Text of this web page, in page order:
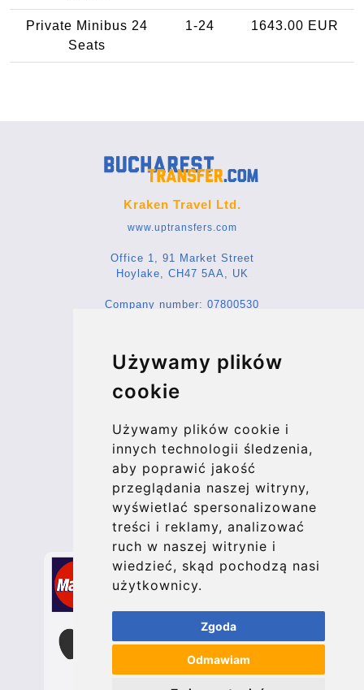
Używamy plików
cookie
Używamy plików cookie i
innych technologii śledzenia,
aby poprawić jakość
przeglądania naszej witryny,
wyświetlać spersonalizowane
treści i reklamy, analizować
ruch w naszej witrynie i
wiedzieć, skąd pochodzą nasi
użytkownicy.
Zgoda
Odmawiam
Private Minibus 24
Seats
1-24 1643.00 EUR
Kraken Travel Ltd.
www.uptransfers.com
Office 1, 91 Market Street
Hoylake, CH47 5AA, UK
Company number: 07800530
More
Blog
Contact
info@bucharesttransfer.com
Secure Payment with STRIPE